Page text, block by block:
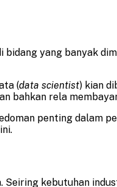
yang banyak
(data scientist) kian
bahkan rela
penting dalam
Seiring kebutuhan